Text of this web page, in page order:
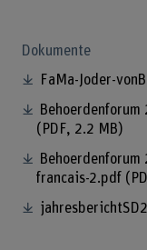
Dokumente
FaMa-Joder-
(PDF, 2.2 MB)
francais-2.pdf